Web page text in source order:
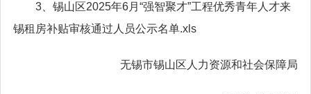
3、 锡山区2025年6月“强智聚才”工程优秀青年人才来
锡租房补贴审核通过人员公示名单.xls
无锡市锡山区人力资源和社会保障局